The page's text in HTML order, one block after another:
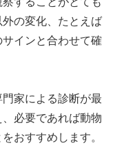
の変化、たとえば
インと合わせて確
家による診断が最
必要であれば動物
おすすめします。